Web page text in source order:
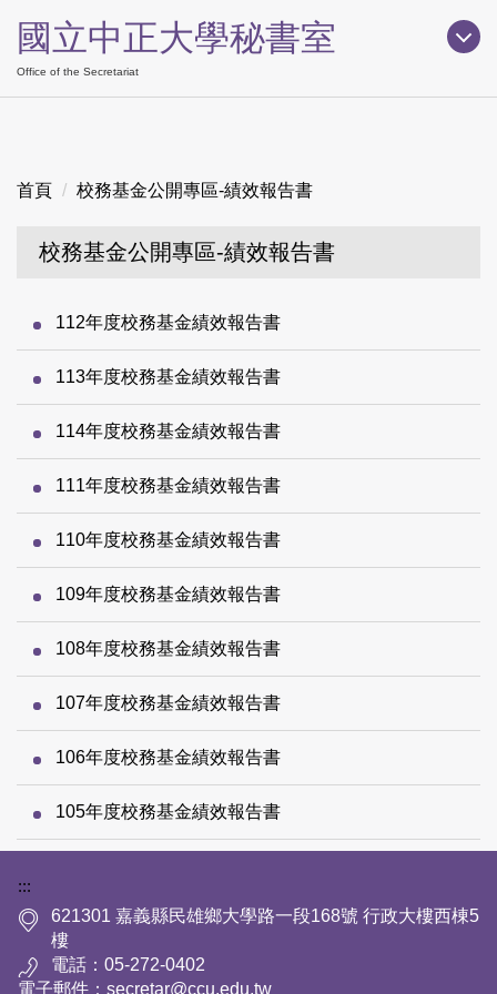
到
主
要
國立中正大學秘書室
Office of the Secretariat
首頁 校務基金公開專區-績效報告書
校務基金公開專區-績效報告書
112年度校務基金績效報告書
113年度校務基金績效報告書
114年度校務基金績效報告書
111年度校務基金績效報告書
110年度校務基金績效報告書
109年度校務基金績效報告書
108年度校務基金績效報告書
107年度校務基金績效報告書
106年度校務基金績效報告書
105年度校務基金績效報告書
:::
621301 嘉義縣民雄鄉大學路一段168號 行政大樓西棟5
樓
電話：05-272-0402
電子郵件：secretar@ccu.edu.tw